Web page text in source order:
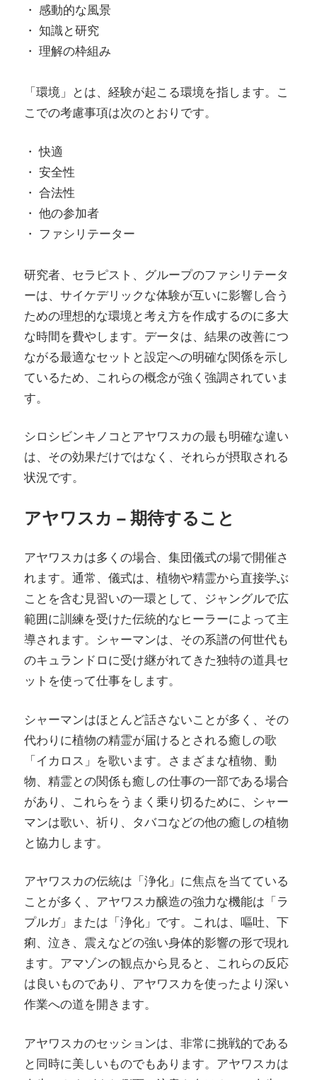
・ 感動的な風景
・ 知識と研究
・ 理解の枠組み
「環境」とは、経験が起こる環境を指します。こ
こでの考慮事項は次のとおりです。
・ 快適
・ 安全性
・ 合法性
・ 他の参加者
・ ファシリテーター
研究者、セラピスト、グループのファシリテータ
ーは、サイケデリックな体験が互いに影響し合う
ための理想的な環境と考え方を作成するのに多大
な時間を費やします。データは、結果の改善につ
ながる最適なセットと設定への明確な関係を示し
ているため、これらの概念が強く強調されていま
す。
シロシビンキノコとアヤワスカの最も明確な違い
は、その効果だけではなく、それらが摂取される
状況です。
アヤワスカ – 期待すること
アヤワスカは多くの場合、集団儀式の場で開催さ
れます。通常、儀式は、植物や精霊から直接学ぶ
ことを含む見習いの一環として、ジャングルで広
範囲に訓練を受けた伝統的なヒーラーによって主
導されます。シャーマンは、その系譜の何世代も
のキュランドロに受け継がれてきた独特の道具セ
ットを使って仕事をします。
シャーマンはほとんど話さないことが多く、その
代わりに植物の精霊が届けるとされる癒しの歌
「イカロス」を歌います。さまざまな植物、動
物、精霊との関係も癒しの仕事の一部である場合
があり、これらをうまく乗り切るために、シャー
マンは歌い、祈り、タバコなどの他の癒しの植物
と協力します。
アヤワスカの伝統は「浄化」に焦点を当てている
ことが多く、アヤワスカ醸造の強力な機能は「ラ
プルガ」または「浄化」です。これは、嘔吐、下
痢、泣き、震えなどの強い身体的影響の形で現れ
ます。アマゾンの観点から見ると、これらの反応
は良いものであり、アヤワスカを使ったより深い
作業への道を開きます。
アヤワスカのセッションは、非常に挑戦的である
と同時に美しいものでもあります。アヤワスカは